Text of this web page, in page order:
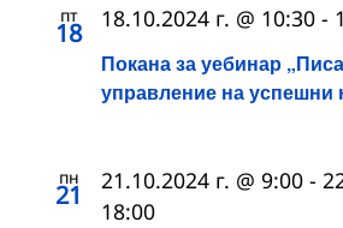
пт
18
Покана за уебинар
управление на успешни
18.10.2024 г. @ 10:30 -
пн
21 21.10.2024 г. @ 9:00 -
18:00